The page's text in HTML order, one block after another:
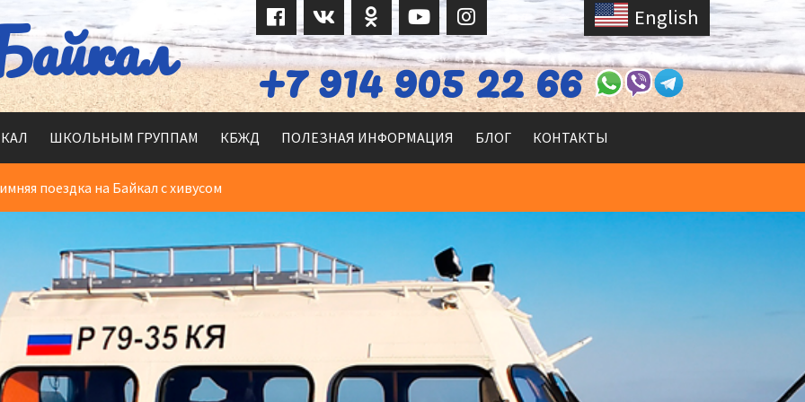
English
+7 914 905 22 66
ШКОЛЬНЫМ ГРУППАМ КБЖД ПОЛЕЗНАЯ ИНФОРМАЦИЯ БЛОГ КОНТАКТЫ
поездка на Байкал c хивусом